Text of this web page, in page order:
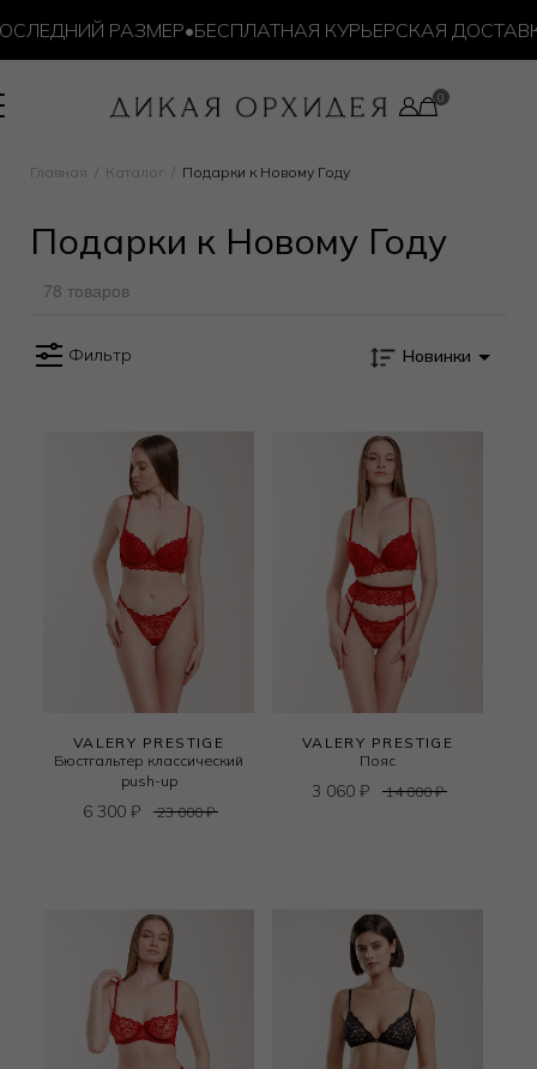
РАЗМЕР•БЕСПЛАТНАЯ КУРЬЕРСКАЯ ДОСТАВКА
Главная Каталог Подарки к Новому Году
Подарки к Новому Году
78 товаров
Фильтр Новинки
VALERY PRESTIGE
Бюстгальтер классический
push-up
6 300 ₽ 23 000₽
VALERY PRESTIGE
Пояс
3 060 ₽ 14 000₽